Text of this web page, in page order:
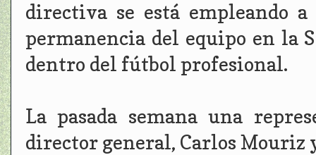
directiva se está empleando
permanencia del equipo en la
dentro del fútbol profesional.
La pasada semana una
director general, Carlos Mouriz